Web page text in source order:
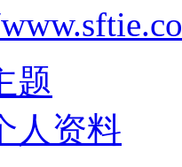
题
人资料